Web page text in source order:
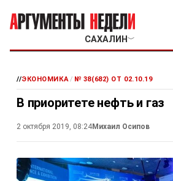
САХАЛИН ﹀
//ЭКОНОМИКА/ № 38(682) ОТ 02.10.19
В приоритете нефть и газ
2 октября 2019, 08:24Михаил Осипов